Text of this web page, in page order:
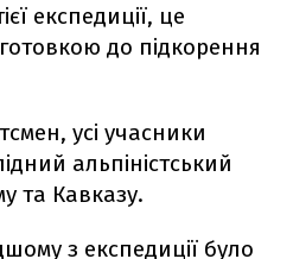
експедиції, це
до підкорення
усі учасники
альпіністський
та Кавказу.
з експедиції було